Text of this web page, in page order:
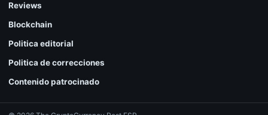
Reviews
Blockchain
Politica editorial
Politica de correcciones
Contenido patrocinado